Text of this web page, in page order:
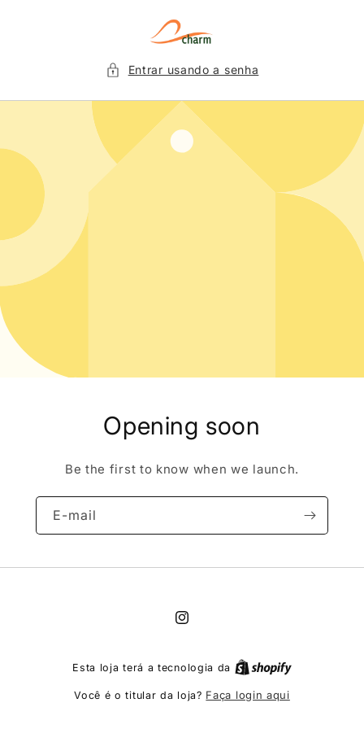
Entrar usando a senha
Opening soon
Be the first to know when we launch.
E-mail
Instagram
Esta loja terá a tecnologia da
Você é o titular da loja? Faça login aqui